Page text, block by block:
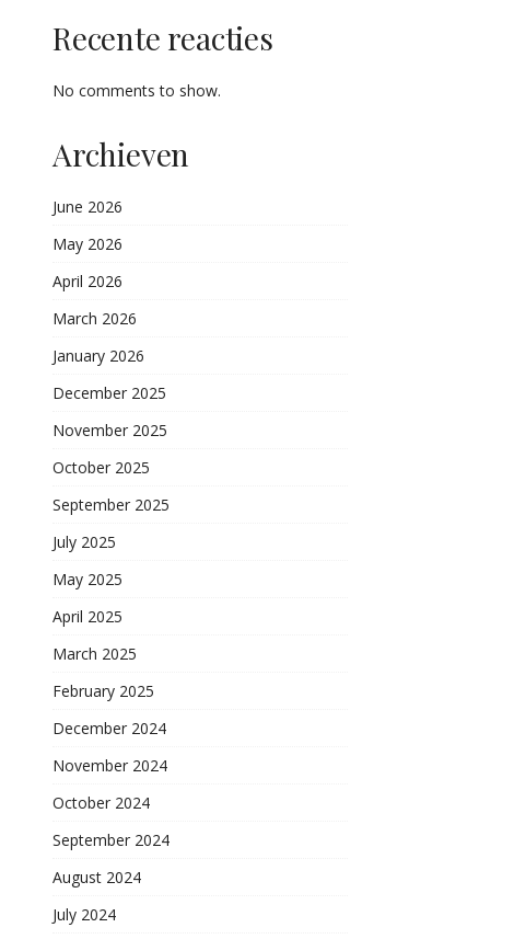
Recente reacties
No comments to show.
Archieven
June 2026
May 2026
April 2026
March 2026
January 2026
December 2025
November 2025
October 2025
September 2025
July 2025
May 2025
April 2025
March 2025
February 2025
December 2024
November 2024
October 2024
September 2024
August 2024
July 2024